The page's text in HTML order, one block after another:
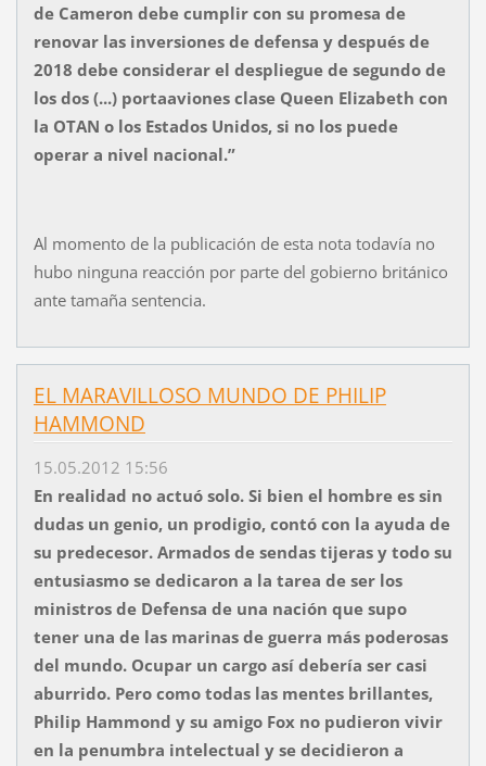
de Cameron debe cumplir con su promesa de
renovar las inversiones de defensa y después de
2018 debe considerar el despliegue de segundo de
los dos (...) portaaviones clase Queen Elizabeth con
la OTAN o los Estados Unidos, si no los puede
operar a nivel nacional.”
Al momento de la publicación de esta nota todavía no
hubo ninguna reacción por parte del gobierno británico
ante tamaña sentencia.
EL MARAVILLOSO MUNDO DE PHILIP
HAMMOND
15.05.2012 15:56
En realidad no actuó solo. Si bien el hombre es sin
dudas un genio, un prodigio, contó con la ayuda de
su predecesor. Armados de sendas tijeras y todo su
entusiasmo se dedicaron a la tarea de ser los
ministros de Defensa de una nación que supo
tener una de las marinas de guerra más poderosas
del mundo. Ocupar un cargo así debería ser casi
aburrido. Pero como todas las mentes brillantes,
Philip Hammond y su amigo Fox no pudieron vivir
en la penumbra intelectual y se decidieron a